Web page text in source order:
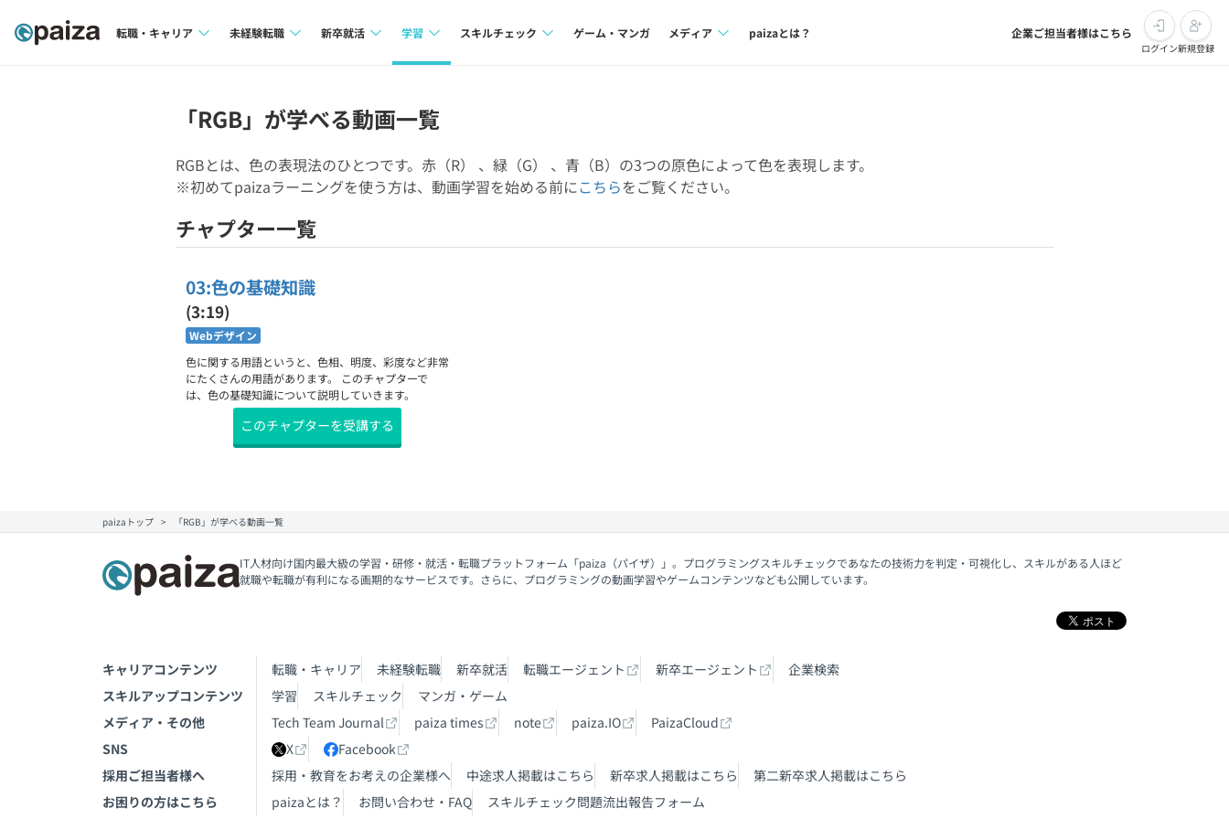
転職・キャリア
転職成功ガイド
未経験転職
インタビュー
転職成功ガイド
新卒就活
本選考
学習
問題集
4択課題
リファレンス
法人向けプラン
スキルチェック
評価結果一覧
ゲーム・マンガ メディア
note
paizaとは？ 企業ご担当者様はこちら
ログイン新規登録
「RGB」が学べる動画一覧
RGBとは、色の表現法のひとつです。赤（R） 、緑（G） 、青（B）の3つの原色によって色を表現します。
※初めてpaizaラーニングを使う方は、動画学習を始める前にこちらをご覧ください。
チャプター一覧
03:色の基礎知識
(3:19)
Webデザイン
色に関する用語というと、色相、明度、彩度など非常
にたくさんの用語があります。 このチャプターで
は、色の基礎知識について説明していきます。
このチャプターを受講する
paizaトップ 「RGB」が学べる動画一覧
IT人材向け国内最大級の学習・研修・就活・転職プラットフォーム「paiza（パイザ）」。プログラミングスキルチェックであなたの技術力を判定・可視化し、スキルがある人ほど
就職や転職が有利になる画期的なサービスです。さらに、プログラミングの動画学習やゲームコンテンツなども公開しています。
キャリアコンテンツ 転職・キャリア 未経験転職 新卒就活 転職エージェント 新卒エージェント
企業検索
スキルアップコンテンツ
学習 スキルチェック
マンガ・ゲーム
メディア・その他
Tech Team Journal paiza times note paiza.IO
PaizaCloud
SNS
X
Facebook
採用ご担当者様へ
採用・教育をお考えの企業様へ 中途求人掲載はこちら 新卒求人掲載はこちら
第二新卒求人掲載はこちら
お困りの方はこちら
paizaとは？ お問い合わせ・FAQ スキルチェック問題流出報告フォーム